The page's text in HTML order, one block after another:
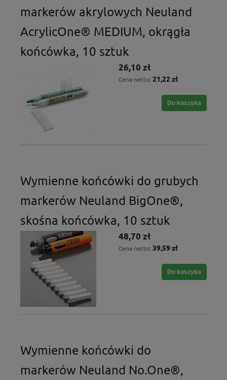
markerów akrylowych Neuland
AcrylicOne® MEDIUM, okrągła
końcówka, 10 sztuk
26,10 zł
Cena netto: 21,22 zł
Do koszyka
Wymienne końcówki do grubych
markerów Neuland BigOne®,
skośna końcówka, 10 sztuk
48,70 zł
Cena netto: 39,59 zł
Do koszyka
Wymienne końcówki do
markerów Neuland No.One®,